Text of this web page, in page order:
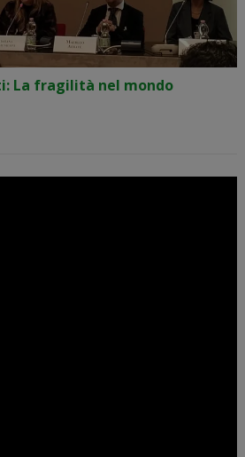
La fragilità nel mondo